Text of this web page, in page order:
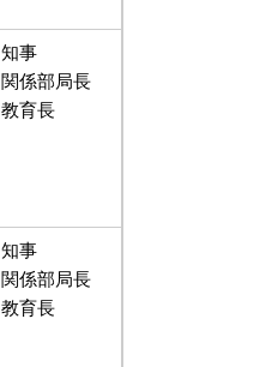
知事
関係部局長
教育長
知事
関係部局長
教育長